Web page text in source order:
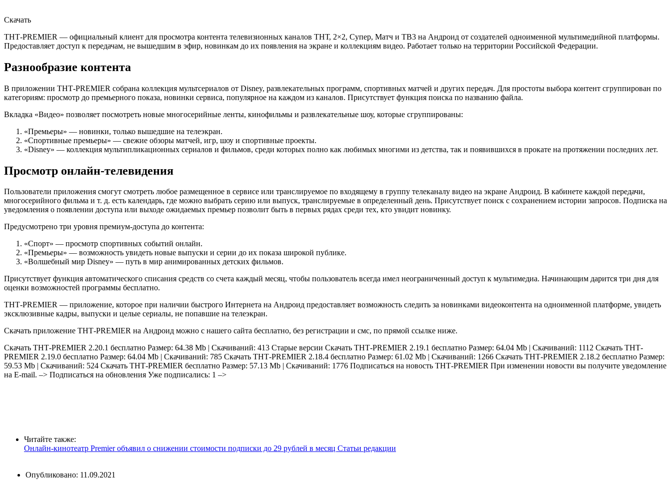
Скачать
ТНТ-PREMIER — официальный клиент для просмотра контента телевизионных каналов ТНТ, 2×2, Супер, Матч и ТВ3 на Андроид от создателей одноименной мультимедийной платформы.
Предоставляет доступ к передачам, не вышедшим в эфир, новинкам до их появления на экране и коллекциям видео. Работает только на территории Российской Федерации.
Разнообразие контента
В приложении ТНТ-PREMIER собрана коллекция мультсериалов от Disney, развлекательных программ, спортивных матчей и других передач. Для простоты выбора контент сгруппирован по
категориям: просмотр до премьерного показа, новинки сервиса, популярное на каждом из каналов. Присутствует функция поиска по названию файла.
Вкладка «Видео» позволяет посмотреть новые многосерийные ленты, кинофильмы и развлекательные шоу, которые сгруппированы:
«Премьеры» — новинки, только вышедшие на телеэкран.
«Спортивные премьеры» — свежие обзоры матчей, игр, шоу и спортивные проекты.
«Disney» — коллекция мультипликационных сериалов и фильмов, среди которых полно как любимых многими из детства, так и появившихся в прокате на протяжении последних лет.
Просмотр онлайн-телевидения
Пользователи приложения смогут смотреть любое размещенное в сервисе или транслируемое по входящему в группу телеканалу видео на экране Андроид. В кабинете каждой передачи,
многосерийного фильма и т. д. есть календарь, где можно выбрать серию или выпуск, транслируемые в определенный день. Присутствует поиск с сохранением истории запросов. Подписка на
уведомления о появлении доступа или выходе ожидаемых премьер позволит быть в первых рядах среди тех, кто увидит новинку.
Предусмотрено три уровня премиум-доступа до контента:
«Спорт» — просмотр спортивных событий онлайн.
«Премьеры» — возможность увидеть новые выпуски и серии до их показа широкой публике.
«Волшебный мир Disney» — путь в мир анимированных детских фильмов.
Присутствует функция автоматического списания средств со счета каждый месяц, чтобы пользователь всегда имел неограниченный доступ к мультимедиа. Начинающим дарится три дня для
оценки возможностей программы бесплатно.
ТНТ-PREMIER — приложение, которое при наличии быстрого Интернета на Андроид предоставляет возможность следить за новинками видеоконтента на одноименной платформе, увидеть
эксклюзивные кадры, выпуски и целые сериалы, не попавшие на телеэкран.
Скачать приложение ТНТ-PREMIER на Андроид можно с нашего сайта бесплатно, без регистрации и смс, по прямой ссылке ниже.
Скачать ТНТ-PREMIER 2.20.1 бесплатно Размер: 64.38 Mb | Скачиваний: 413 Старые версии Скачать ТНТ-PREMIER 2.19.1 бесплатно Размер: 64.04 Mb | Скачиваний: 1112 Скачать ТНТ-
PREMIER 2.19.0 бесплатно Размер: 64.04 Mb | Скачиваний: 785 Скачать ТНТ-PREMIER 2.18.4 бесплатно Размер: 61.02 Mb | Скачиваний: 1266 Скачать ТНТ-PREMIER 2.18.2 бесплатно Размер:
59.53 Mb | Скачиваний: 524 Скачать ТНТ-PREMIER бесплатно Размер: 57.13 Mb | Скачиваний: 1776 Подписаться на новость ТНТ-PREMIER При изменении новости вы получите уведомление
на E-mail. –> Подписаться на обновления Уже подписались: 1 –>
Читайте также:
Онлайн-кинотеатр Premier объявил о снижении стоимости подписки до 29 рублей в месяц Статьи редакции
Опубликовано: 11.09.2021